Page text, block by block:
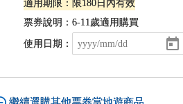
適用期限：限180日內有效
票券說明：6-11歲適用購買
使用日期：